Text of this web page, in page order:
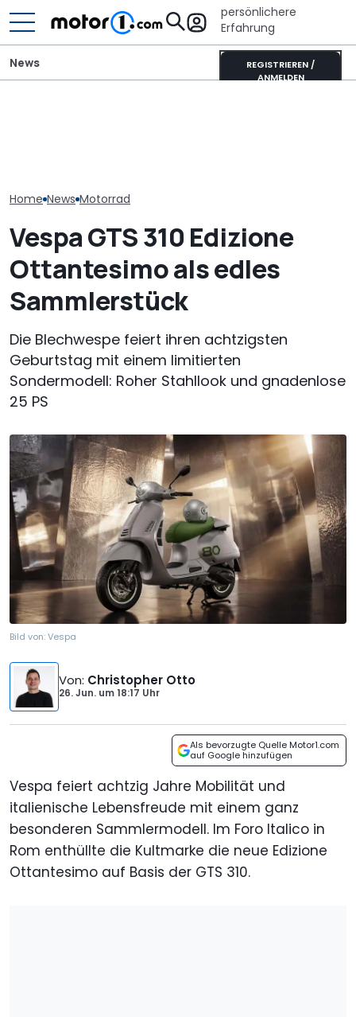
persönlichere
Erfahrung
REGISTRIEREN /
ANMELDEN
News
Home News Motorrad
Vespa GTS 310 Edizione
Ottantesimo als edles
Sammlerstück
Die Blechwespe feiert ihren achtzigsten
Geburtstag mit einem limitierten
Sondermodell: Roher Stahllook und gnadenlose
25 PS
Bild von:Vespa
Von: Christopher Otto
26. Jun. um18:17 Uhr
Als bevorzugte Quelle Motor1.com
auf Google hinzufügen
Vespa feiert achtzig Jahre Mobilität und
italienische Lebensfreude mit einem ganz
besonderen Sammlermodell. Im Foro Italico in
Rom enthüllte die Kultmarke die neue Edizione
Ottantesimo auf Basis der GTS 310.